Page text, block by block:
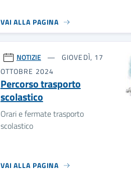
VAI ALLA PAGINA
NOTIZIE
GIOVEDÌ, 17
OTTOBRE 2024
Percorso trasporto
scolastico
Orari e fermate trasporto
scolastico
VAI ALLA PAGINA